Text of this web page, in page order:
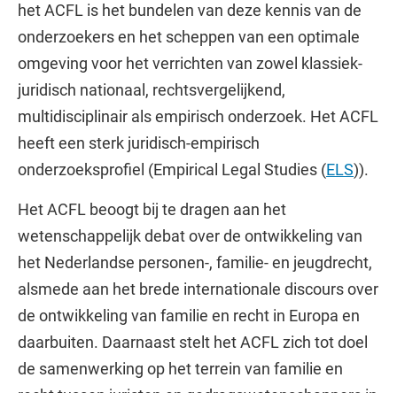
het ACFL is het bundelen van deze kennis van de
onderzoekers en het scheppen van een optimale
omgeving voor het verrichten van zowel klassiek-
juridisch nationaal, rechtsvergelijkend,
multidisciplinair als empirisch onderzoek. Het ACFL
heeft een sterk juridisch-empirisch
onderzoeksprofiel (Empirical Legal Studies (ELS)).
Het ACFL beoogt bij te dragen aan het
wetenschappelijk debat over de ontwikkeling van
het Nederlandse personen-, familie- en jeugdrecht,
alsmede aan het brede internationale discours over
de ontwikkeling van familie en recht in Europa en
daarbuiten. Daarnaast stelt het ACFL zich tot doel
de samenwerking op het terrein van familie en